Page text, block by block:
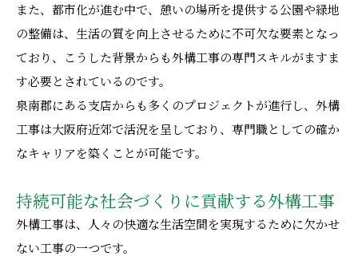
また、都市化が進む中で、憩いの場所を提供する公園や緑地
の整備は、生活の質を向上させるために不可欠な要素となっ
ており、こうした背景からも外構工事の専門スキルがますま
す必要とされているのです。
泉南郡にある支店からも多くのプロジェクトが進行し、外構
工事は大阪府近郊で活況を呈しており、専門職としての確か
なキャリアを築くことが可能です。
持続可能な社会づくりに貢献する外構工事
外構工事は、人々の快適な生活空間を実現するために欠かせ
ない工事の一つです。